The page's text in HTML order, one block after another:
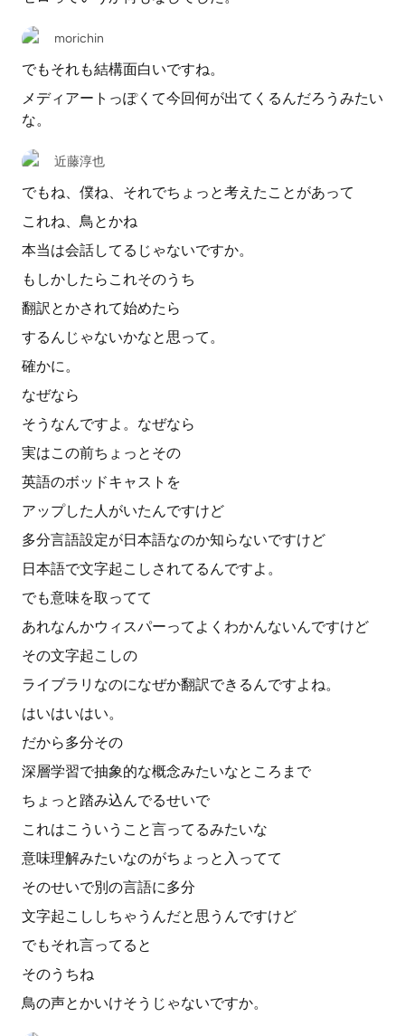
morichin
でもそれも結構面白いですね。
メディアートっぽくて今回何が出てくるんだろうみたい
な。
近藤淳也
でもね、僕ね、それでちょっと考えたことがあって
これね、鳥とかね
本当は会話してるじゃないですか。
もしかしたらこれそのうち
翻訳とかされて始めたら
するんじゃないかなと思って。
確かに。
なぜなら
そうなんですよ。なぜなら
実はこの前ちょっとその
英語のボッドキャストを
アップした人がいたんですけど
多分言語設定が日本語なのか知らないですけど
日本語で文字起こしされてるんですよ。
でも意味を取ってて
あれなんかウィスパーってよくわかんないんですけど
その文字起こしの
ライブラリなのになぜか翻訳できるんですよね。
はいはいはい。
だから多分その
深層学習で抽象的な概念みたいなところまで
ちょっと踏み込んでるせいで
これはこういうこと言ってるみたいな
意味理解みたいなのがちょっと入ってて
そのせいで別の言語に多分
文字起こししちゃうんだと思うんですけど
でもそれ言ってると
そのうちね
鳥の声とかいけそうじゃないですか。